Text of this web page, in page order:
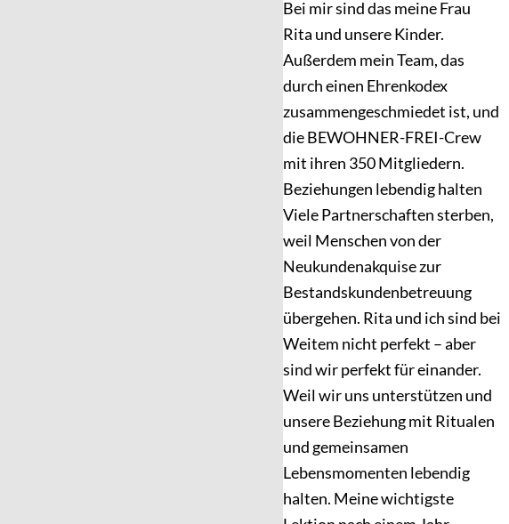
Bei mir sind das meine Frau
Rita und unsere Kinder.
Außerdem mein Team, das
durch einen Ehrenkodex
zusammengeschmiedet ist, und
die BEWOHNER-FREI-Crew
mit ihren 350 Mitgliedern.
Beziehungen lebendig halten
Viele Partnerschaften sterben,
weil Menschen von der
Neukundenakquise zur
Bestandskundenbetreuung
übergehen. Rita und ich sind bei
Weitem nicht perfekt – aber
sind wir perfekt für einander.
Weil wir uns unterstützen und
unsere Beziehung mit Ritualen
und gemeinsamen
Lebensmomenten lebendig
halten. Meine wichtigste